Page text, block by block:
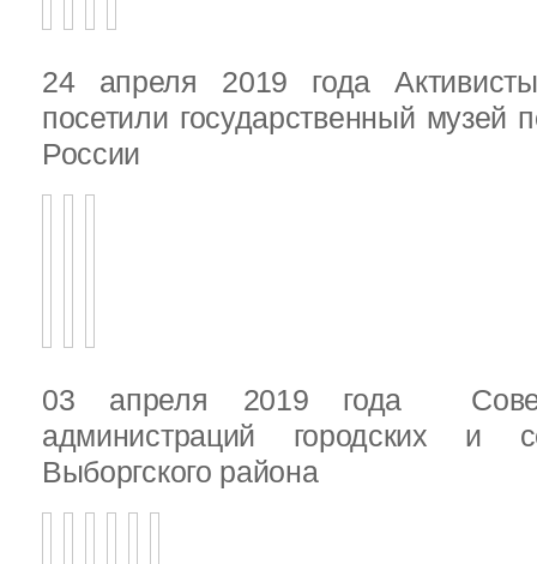
24 апреля 2019 года
посетили государственный музей
России
03 апреля 2019 года
администраций городских и
Выборгского района